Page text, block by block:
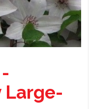
Large-